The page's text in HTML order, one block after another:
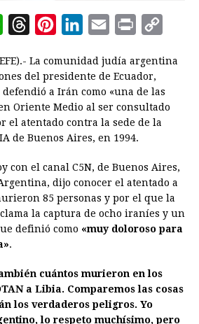
W
a
t
s
A
p
r
e
a
d
n
t
e
r
s
n
k
e
d
n
a
i
l
i
n
t
p
y
L
k
La comunidad judía argentina
del presidente de Ecuador,
a Irán como «una de las
Oriente Medio al ser consultado
el atentado contra la sede de la
de Buenos Aires, en 1994.
con el canal C5N, de Buenos Aires,
dijo conocer el atentado a
85 personas y por el que la
la captura de ocho iraníes y un
definió como «muy doloroso para
.
cuántos murieron en los
a Libia. Comparemos las cosas
los verdaderos peligros. Yo
lo respeto muchísimo, pero